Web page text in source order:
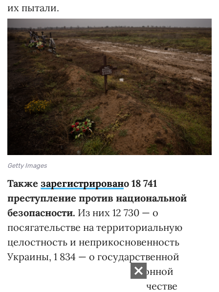
их пытали.
Getty Images
Также зарегистрировано 18 741
преступление против национальной
безопасности. Из них 12 730 — о
посягательстве на территориальную
целостность и неприкосновенность
Украины, 1 834 — о государственной
измене, 3245 — коллаборационной
деятельности, 281 — пособничестве